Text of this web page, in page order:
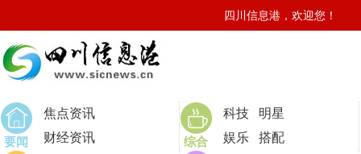
四川信息港，欢迎您！
要闻
焦点资讯
财经资讯
综合
科技
明星
娱乐
搭配